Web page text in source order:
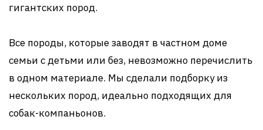
гигантских пород.
Все породы, которые заводят в частном доме
семьи с детьми или без, невозможно перечислить
в одном материале. Мы сделали подборку из
нескольких пород, идеально подходящих для
собак-компаньонов.